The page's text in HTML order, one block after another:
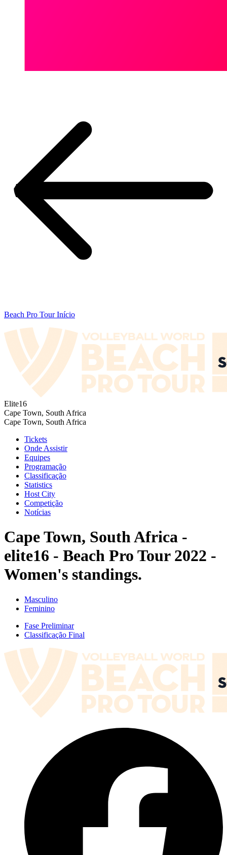
Beach Pro Tour Início
Elite16
Cape Town, South Africa
Cape Town, South Africa
Tickets
Onde Assistir
Equipes
Programação
Classificação
Statistics
Host City
Competição
Notícias
Cape Town, South Africa -
elite16 - Beach Pro Tour 2022 -
Women's standings.
Masculino
Feminino
Fase Preliminar
Classificação Final